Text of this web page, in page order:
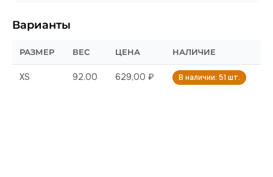
Варианты
РАЗМЕР ВЕС ЦЕНА НАЛИЧИЕ
XS 92.00 629,00 ₽ В наличии: 51 шт.